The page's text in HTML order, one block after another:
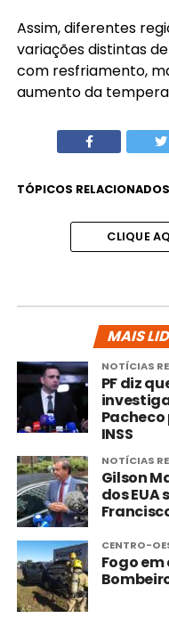
Assim, diferentes
variações distintas
com resfriamento,
aumento da
TÓPICOS
CLIQUE
MAIS
NOTÍCIAS
PF diz
INSS
NOTÍCIAS
Gilson
dos EUA
CENTRO-
Fogo